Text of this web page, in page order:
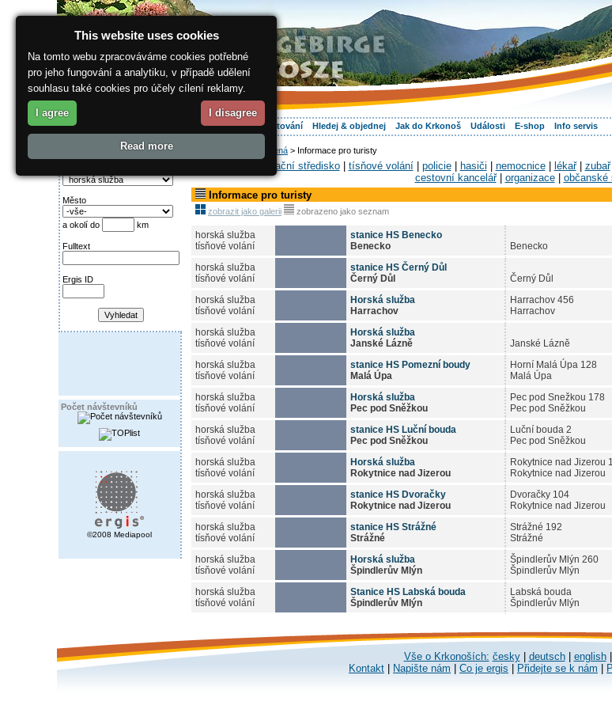
O regionu Vaše dovolená Ubytování Hledej & objednej Jak do Krkonoš Události E-shop Info servis
Najděte si:
Město
a okolí do km
Fulltext
Ergis ID
Počet návštevníků
©2008 Mediapool
Vaše dovolená > Informace pro turisty
informační středisko| tísňové volání| policie| hasiči | nemocnice| lékař| zubař
cestovní kancelář| organizace| občanské
Informace pro turisty
zobrazit jako galerii zobrazeno jako seznam
horská služba
tísňové volání
stanice HS Benecko
Benecko
Benecko
horská služba
tísňové volání
stanice HS Černý Důl
Černý Důl
Černý Důl
horská služba
tísňové volání
Horská služba
Harrachov
Harrachov 456
Harrachov
horská služba
tísňové volání
Horská služba
Janské Lázně
Janské Lázně
horská služba
tísňové volání
stanice HS Pomezní boudy
Malá Úpa
Horní Malá Úpa 128
Malá Úpa
horská služba
tísňové volání
Horská služba
Pec pod Sněžkou
Pec pod Snežkou 178
Pec pod Sněžkou
horská služba
tísňové volání
stanice HS Luční bouda
Pec pod Sněžkou
Luční bouda 2
Pec pod Sněžkou
horská služba
tísňové volání
Horská služba
Rokytnice nad Jizerou
Rokytnice nad Jizerou
Rokytnice nad Jizerou
horská služba
tísňové volání
stanice HS Dvoračky
Rokytnice nad Jizerou
Dvoračky 104
Rokytnice nad Jizerou
horská služba
tísňové volání
stanice HS Strážné
Strážné
Strážné 192
Strážné
horská služba
tísňové volání
Horská služba
Špindlerův Mlýn
Špindlerův Mlýn 260
Špindlerův Mlýn
horská služba
tísňové volání
Stanice HS Labská bouda
Špindlerův Mlýn
Labská bouda
Špindlerův Mlýn
Vše o Krkonoších: česky| deutsch| english|
Kontakt
Napište nám Co je ergis Přidejte se k nám
This website uses cookies
Na tomto webu zpracováváme cookies potřebné
pro jeho fungování a analytiku, v případě udělení
souhlasu také cookies pro účely cílení reklamy.
I agree I disagree
Read more